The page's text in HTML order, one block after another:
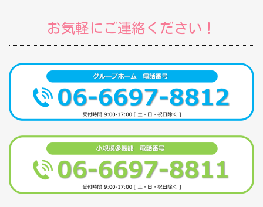
お気軽にご連絡ください！